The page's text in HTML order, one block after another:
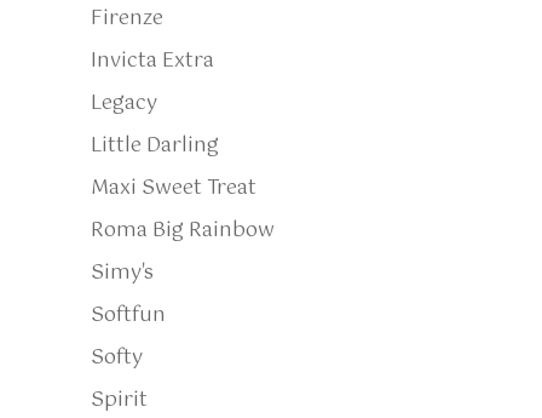
Firenze
Invicta Extra
Legacy
Little Darling
Maxi Sweet Treat
Roma Big Rainbow
Simy's
Softfun
Softy
Spirit